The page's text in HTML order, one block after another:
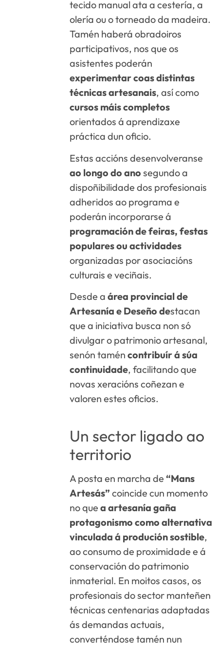
tecido manual ata a cestería, a
olería ou o torneado da madeira.
Tamén haberá obradoiros
participativos, nos que os
asistentes poderán
experimentar coas distintas
técnicas artesanais, así como
cursos máis completos
orientados á aprendizaxe
práctica dun oficio.
Estas accións desenvolveranse
ao longo do ano segundo a
dispoñibilidade dos profesionais
adheridos ao programa e
poderán incorporarse á
programación de feiras, festas
populares ou actividades
organizadas por asociacións
culturais e veciñais.
Desde aárea provincial de
Artesanía e Deseño destacan
que a iniciativa busca non só
divulgar o patrimonio artesanal,
senón taméncontribuír á súa
continuidade, facilitando que
novas xeracións coñezan e
valoren estes oficios.
Un sector ligado ao
territorio
A posta en marcha de“Mans
Artesás” coincide cun momento
no quea artesanía gaña
protagonismo como alternativa
vinculada á produción sostible,
ao consumo de proximidade e á
conservación do patrimonio
inmaterial. En moitos casos, os
profesionais do sector manteñen
técnicas centenarias adaptadas
ás demandas actuais,
converténdose tamén nun